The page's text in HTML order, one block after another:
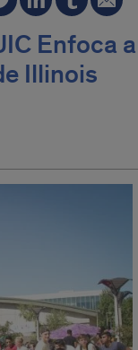
Enfoca a
Illinois